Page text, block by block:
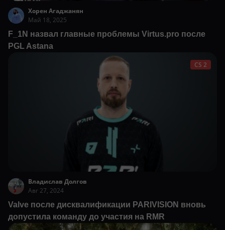
Хорен Агаджанян
Май 18, 2025
F_1N назвал главные проблемы Virtus.pro после
PGL Astana
CS 2
Владислав Долгов
Авг 27, 2024
Valve после дисквалификации PARIVISION вновь
допустила команду до участия на RMR